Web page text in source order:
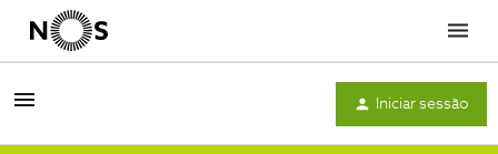
Menu
Iniciar sessão